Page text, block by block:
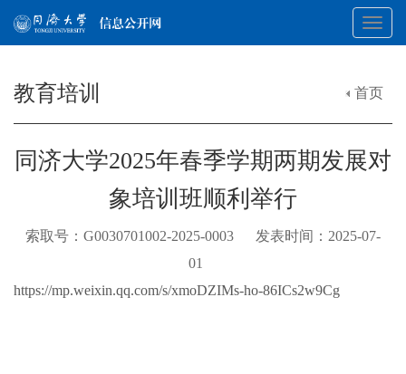
教育培训 首页
同济大学2025年春季学期两期发展对
象培训班顺利举行
索取号：G0030701002-2025-0003 发表时间：2025-07-
01
https://mp.weixin.qq.com/s/xmoDZIMs-ho-86ICs2w9Cg